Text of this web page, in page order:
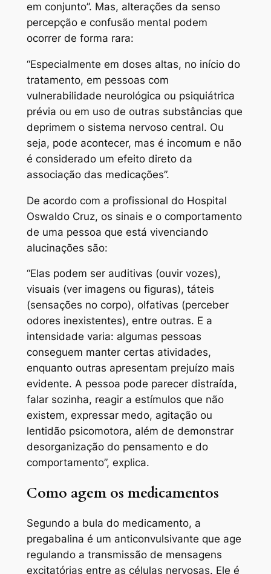
em conjunto”. Mas, alterações da senso
percepção e confusão mental podem
ocorrer de forma rara:
“Especialmente em doses altas, no início do
tratamento, em pessoas com
vulnerabilidade neurológica ou psiquiátrica
prévia ou em uso de outras substâncias que
deprimem o sistema nervoso central. Ou
seja, pode acontecer, mas é incomum e não
é considerado um efeito direto da
associação das medicações”.
De acordo com a profissional do Hospital
Oswaldo Cruz, os sinais e o comportamento
de uma pessoa que está vivenciando
alucinações são:
“Elas podem ser auditivas (ouvir vozes),
visuais (ver imagens ou figuras), táteis
(sensações no corpo), olfativas (perceber
odores inexistentes), entre outras. E a
intensidade varia: algumas pessoas
conseguem manter certas atividades,
enquanto outras apresentam prejuízo mais
evidente. A pessoa pode parecer distraída,
falar sozinha, reagir a estímulos que não
existem, expressar medo, agitação ou
lentidão psicomotora, além de demonstrar
desorganização do pensamento e do
comportamento”, explica.
Como agem os medicamentos
Segundo a bula do medicamento, a
pregabalina é um anticonvulsivante que age
regulando a transmissão de mensagens
excitatórias entre as células nervosas. Ele é